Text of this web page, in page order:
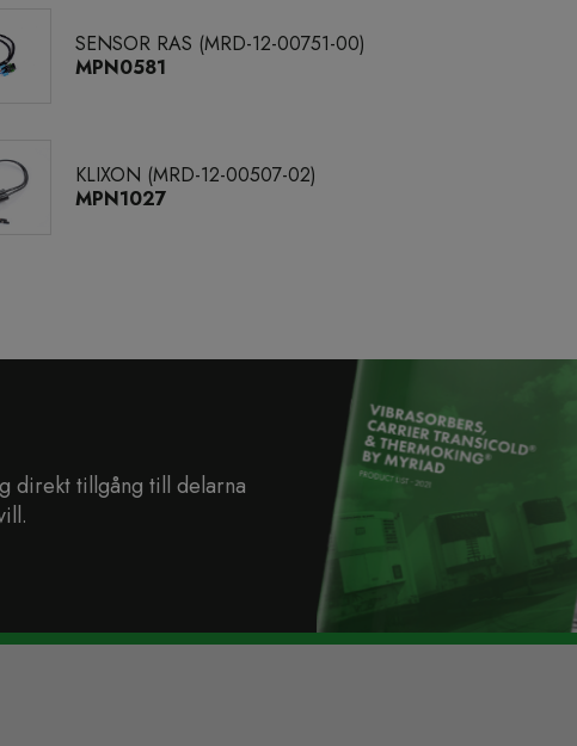
SENSOR RAS (MRD-12-00751-00)
MPN0581
KLIXON (MRD-12-00507-02)
MPN1027
direkt tillgång till delarna